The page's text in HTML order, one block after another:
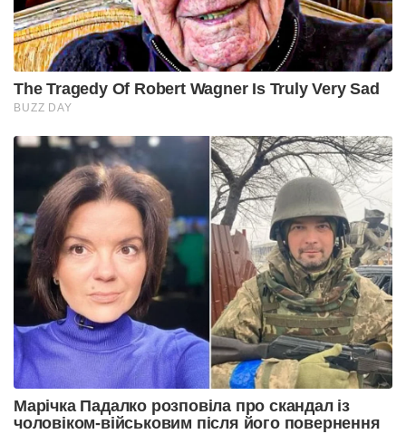
The Tragedy Of Robert Wagner Is Truly Very Sad
BUZZ DAY
Марічка Падалко розповіла про скандал із
чоловіком-військовим після його повернення